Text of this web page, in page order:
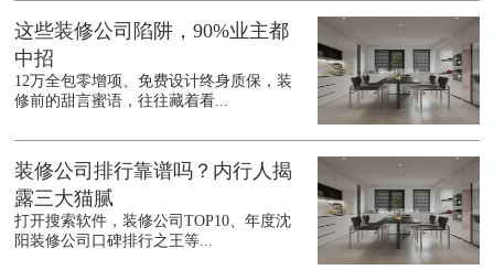
这些装修公司陷阱，90%业主都
中招
12万全包零增项、免费设计终身质保，装
修前的甜言蜜语，往往藏着看...
装修公司排行靠谱吗？内行人揭
露三大猫腻
打开搜索软件，装修公司TOP10、年度沈
阳装修公司口碑排行之王等...